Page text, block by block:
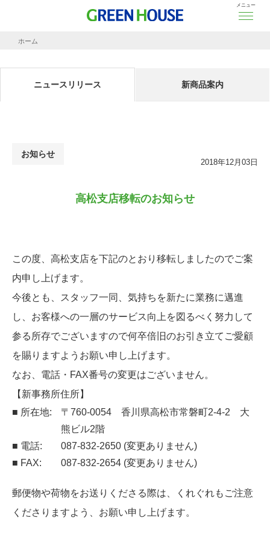
メニュー
ホーム
ニュースリリース 新商品案内
お知らせ
2018年12月03日
高松支店移転のお知らせ
この度、高松支店を下記のとおり移転しましたのでご案
内申し上げます。
今後とも、スタッフ一同、気持ちを新たに業務に邁進
し、お客様への一層のサービス向上を図るべく 努力して
参る所存でございますので何卒倍旧のお引き立てご愛顧
を賜りますようお願い申し上げます。
なお、電話・FAX番号の変更はございません。
【新事務所住所】
■ 所在地:
〒760-0054 香川県高松市常磐町2-4-2 大
熊ビル2階
■ 電話:
087-832-2650 (変更ありません)
■ FAX:
087-832-2654 (変更ありません)
郵便物や荷物をお送りくださる際は、くれぐれもご注意
くださりますよう、お願い申し上げます。